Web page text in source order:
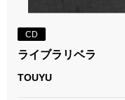
CD
ライブラリベラ
TOUYU